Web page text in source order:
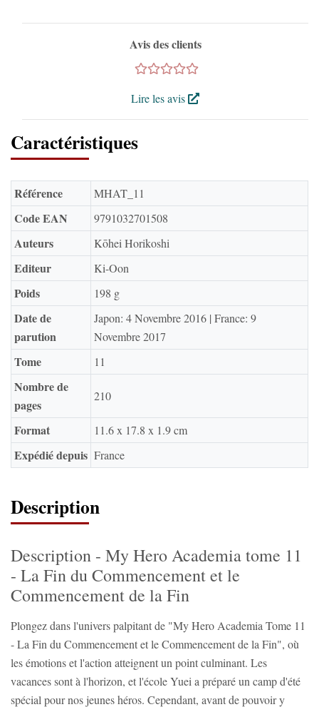
Avis des clients
Lire les avis
Caractéristiques
Référence MHAT_11
Code EAN 9791032701508
Auteurs Kōhei Horikoshi
Editeur Ki-Oon
Poids 198 g
Date de
parution
Japon: 4 Novembre 2016 | France: 9
Novembre 2017
Tome 11
Nombre de
pages
210
Format 11.6 x 17.8 x 1.9 cm
Expédié depuis France
Description
Description - My Hero Academia tome 11
- La Fin du Commencement et le
Commencement de la Fin
Plongez dans l'univers palpitant de "My Hero Academia Tome 11
- La Fin du Commencement et le Commencement de la Fin", où
les émotions et l'action atteignent un point culminant. Les
vacances sont à l'horizon, et l'école Yuei a préparé un camp d'été
spécial pour nos jeunes héros. Cependant, avant de pouvoir y